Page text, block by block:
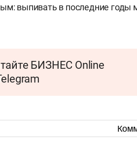
выпивать в последние годы
БИЗНЕС Online